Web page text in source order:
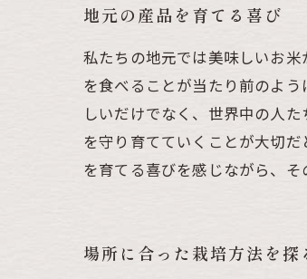
地元の産品を育てる喜び
私たちの地元では美味しいお
を食べることが当たり前のよ
しいだけでなく、世界中の人
を守り育てていくことが大切
を育てる喜びを感じながら、そ
場所に合った栽培方法を探